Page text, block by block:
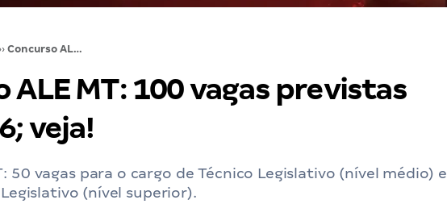
›› Concurso ALE MT: 100 vagas previstas para 2026; veja!
ALE MT: 100 vagas previstas
veja!
50 vagas para o cargo de Técnico Legislativo (nível médio) e
(nível superior).